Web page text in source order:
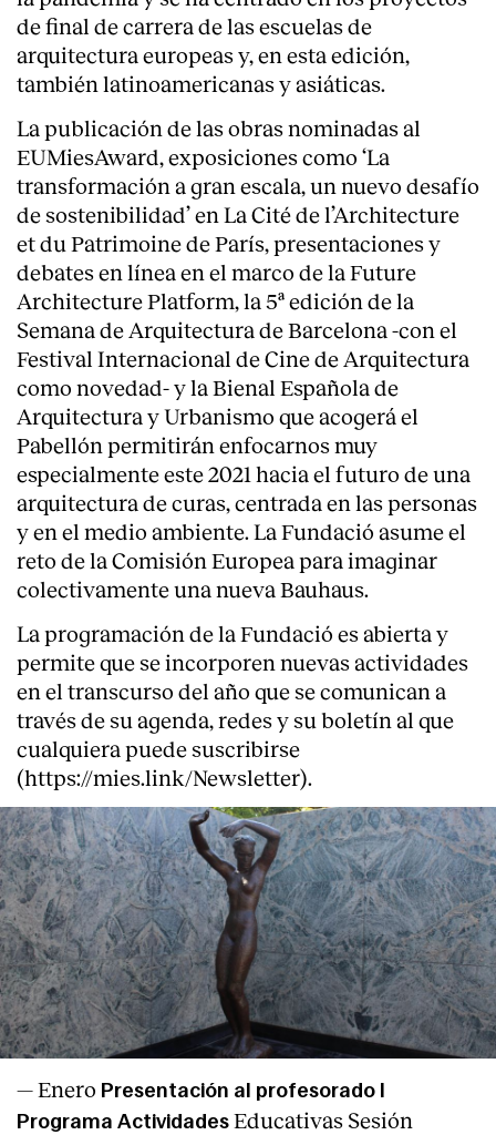
de final de carrera de las escuelas de
arquitectura europeas y, en esta edición,
también latinoamericanas y asiáticas.
La publicación de las obras nominadas al
EUMiesAward, exposiciones como ‘La
transformación a gran escala, un nuevo desafío
de sostenibilidad’ en La Cité de l’Architecture
et du Patrimoine de París, presentaciones y
debates en línea en el marco de la Future
Architecture Platform, la 5ª edición de la
Semana de Arquitectura de Barcelona -con el
Festival Internacional de Cine de Arquitectura
como novedad- y la Bienal Española de
Arquitectura y Urbanismo que acogerá el
Pabellón permitirán enfocarnos muy
especialmente este 2021 hacia el futuro de una
arquitectura de curas, centrada en las personas
y en el medio ambiente. La Fundació asume el
reto de la Comisión Europea para imaginar
colectivamente una nueva Bauhaus.
La programación de la Fundació es abierta y
permite que se incorporen nuevas actividades
en el transcurso del año que se comunican a
través de su agenda, redes y su boletín al que
cualquiera puede suscribirse
(https://mies.link/Newsletter).
— Enero Presentación al profesorado I
Programa Actividades Educativas Sesión